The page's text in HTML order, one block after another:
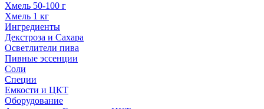
Хмель 50-100 г
Хмель 1 кг
Ингредиенты
Декстроза и Сахара
Осветлители пива
Пивные эссенции
Соли
Специи
Емкости и ЦКТ
Оборудование